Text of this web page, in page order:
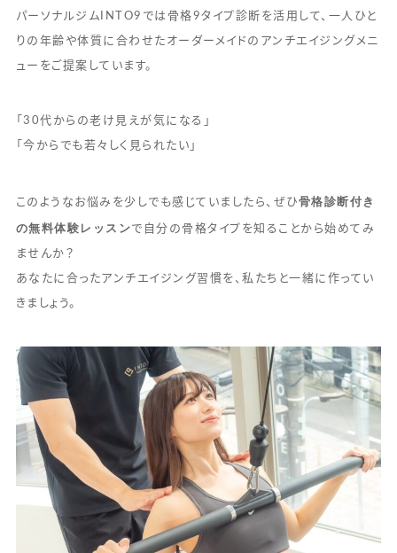
パーソナルジムINTO9では骨格9タイプ診断を活用して、一人ひと
りの年齢や体質に合わせたオーダーメイドのアンチエイジングメニ
ューをご提案しています。
「30代からの老け見えが気になる」
「今からでも若々しく見られたい」
このようなお悩みを少しでも感じていましたら、ぜひ骨格診断付き
の無料体験レッスンで自分の骨格タイプを知ることから始めてみ
ませんか？
あなたに合ったアンチエイジング習慣を、私たちと一緒に作ってい
きましょう。